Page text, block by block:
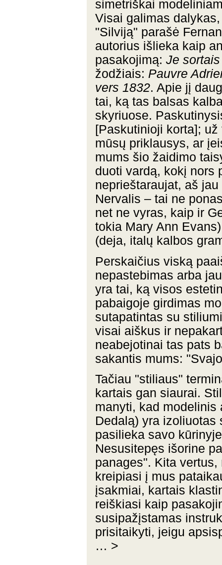
simetriškai
Visai galimas
"Silviją" parašė
autorius išlieka kaip
pasakojimą: Je
žodžiais: Pauvre
vers 1832. Apie jį
tai, ką tas balsas
skyriuose.
[Paskutinioji korta];
mūsų priklausys, ar
mums šio žaidimo
duoti vardą, kokį nors
neprieštaraujat, aš
Nervalis – tai ne
net ne vyras, kaip ir
tokia Mary Ann
(deja, italų kalbos
Perskaičius viską
nepastebimas arba
yra tai, ką visos
pabaigoje girdimas
sutapatintas su
visai aiškus ir
neabejotinai tas pats
sakantis mums:
Tačiau "stiliaus"
kartais gan siaurai.
manyti, kad
Dedalą) yra
pasilieka savo
Nesusitepęs išorine
panages". Kita
kreipiasi į mus
įsakmiai, kartais
reiškiasi kaip
susipažįstamas
prisitaikyti, jeigu
… >